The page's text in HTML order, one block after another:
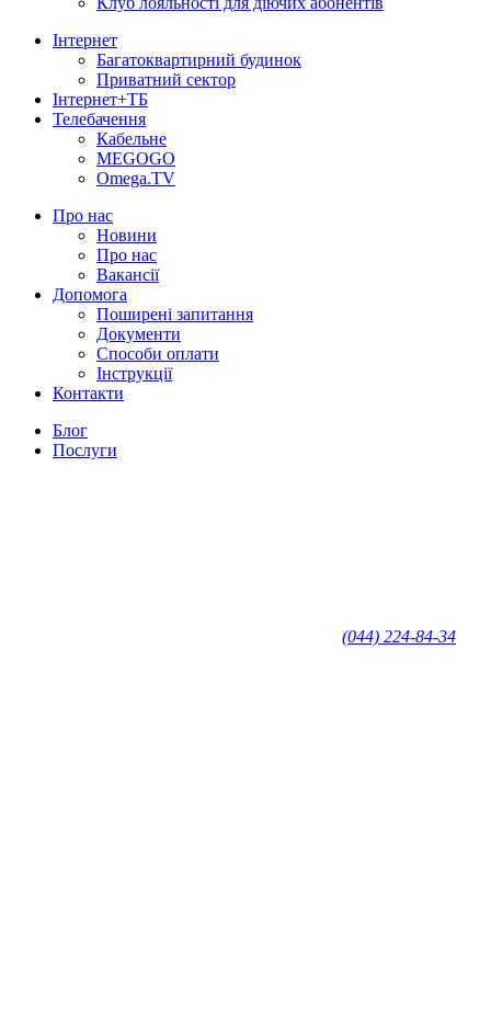
Інтернет
Багатоквартирний будинок
Приватний сектор
Інтернет+ТБ
Телебачення
Кабельне
MEGOGO
Omega.TV
Про нас
Новини
Про нас
Вакансії
Допомога
Поширені запитання
Документи
Способи оплати
Інструкції
Контакти
Блог
Послуги
(044) 224-84-34